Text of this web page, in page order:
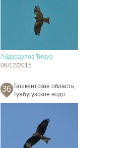
Абдураупов Тимур
06/12/2015
36 Ташкентская область,
Туябугузское водо